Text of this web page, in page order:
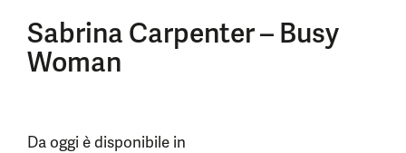
Sabrina Carpenter – Busy
Woman
Da oggi è disponibile in